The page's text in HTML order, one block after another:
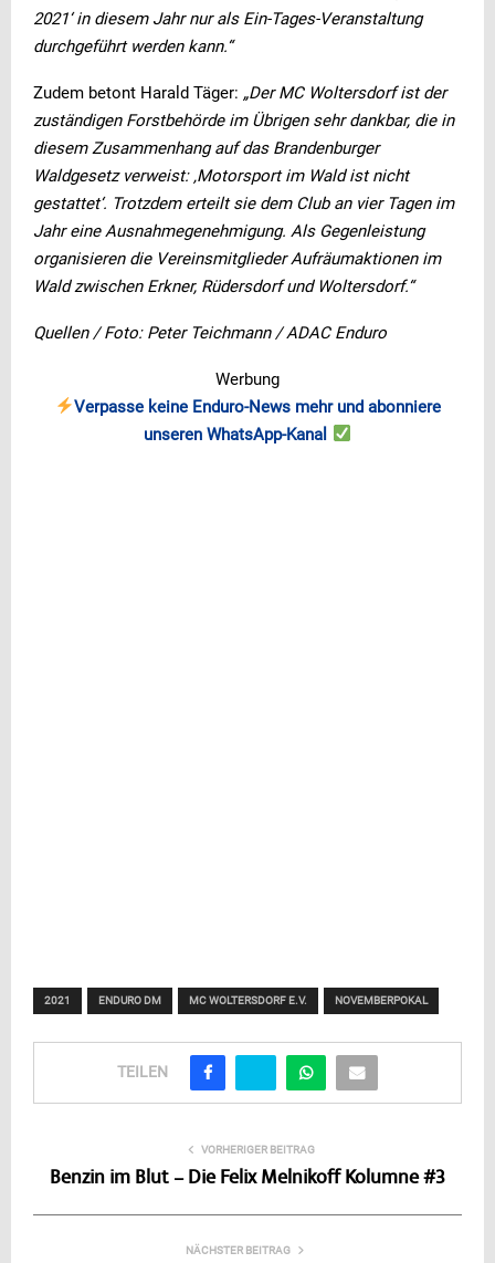
2021‘ in diesem Jahr nur als Ein-Tages-Veranstaltung
durchgeführt werden kann.“
Zudem betont Harald Täger: „Der MC Woltersdorf ist der
zuständigen Forstbehörde im Übrigen sehr dankbar, die in
diesem Zusammenhang auf das Brandenburger
Waldgesetz verweist: ‚Motorsport im Wald ist nicht
gestattet‘. Trotzdem erteilt sie dem Club an vier Tagen im
Jahr eine Ausnahmegenehmigung. Als Gegenleistung
organisieren die Vereinsmitglieder Aufräumaktionen im
Wald zwischen Erkner, Rüdersdorf und Woltersdorf.“
Quellen / Foto: Peter Teichmann / ADAC Enduro
Werbung
Verpasse keine Enduro-News mehr und abonniere
unseren WhatsApp-Kanal
2021 ENDURO DM MC WOLTERSDORF E.V. NOVEMBERPOKAL
TEILEN
VORHERIGER BEITRAG
Benzin im Blut – Die Felix Melnikoff Kolumne #3
NÄCHSTER BEITRAG